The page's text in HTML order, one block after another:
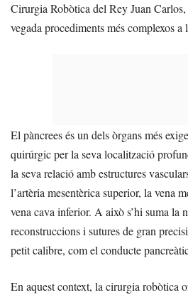
Cirurgia Robòtica del Rey Juan
vegada procediments més complexos a
El pàncrees és un dels òrgans més
quirúrgic per la seva localització
la seva relació amb estructures
l’artèria mesentèrica superior, la vena
vena cava inferior. A això s’hi suma la
reconstruccions i sutures de gran
petit calibre, com el conducte
En aquest context, la cirurgia robòtica